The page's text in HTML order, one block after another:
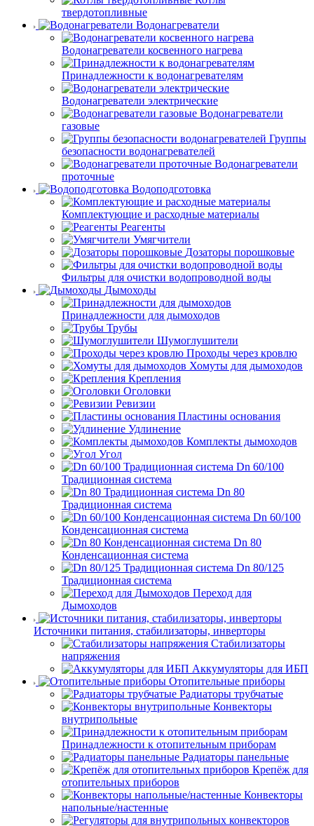
твердотопливные
Водонагреватели
Водонагреватели косвенного нагрева
Принадлежности к водонагревателям
Водонагреватели электрические
Водонагреватели
газовые
Группы
безопасности водонагревателей
Водонагреватели
проточные
Водоподготовка
Комплектующие и расходные материалы
Реагенты
Умягчители
Дозаторы порошковые
Фильтры для очистки водопроводной воды
Дымоходы
Принадлежности для дымоходов
Трубы
Шумоглушители
Проходы через кровлю
Хомуты для дымоходов
Крепления
Оголовки
Ревизии
Пластины основания
Удлинение
Комплекты дымоходов
Угол
Dn 60/100
Традиционная система
Dn 80
Традиционная система
Dn 60/100
Конденсационная система
Dn 80
Конденсационная система
Dn 80/125
Традиционная система
Переход для
Дымоходов
Источники питания, стабилизаторы, инверторы
Стабилизаторы
напряжения
Аккумуляторы для ИБП
Отопительные приборы
Радиаторы трубчатые
Конвекторы
внутрипольные
Принадлежности к отопительным приборам
Радиаторы панельные
Крепёж для
отопительных приборов
Конвекторы
напольные/настенные